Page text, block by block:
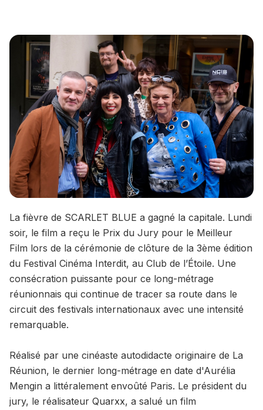
La fièvre de SCARLET BLUE a gagné la capitale. Lundi
soir, le film a reçu le Prix du Jury pour le Meilleur
Film lors de la cérémonie de clôture de la 3ème édition
du Festival Cinéma Interdit, au Club de l’Étoile. Une
consécration puissante pour ce long-métrage
réunionnais qui continue de tracer sa route dans le
circuit des festivals internationaux avec une intensité
remarquable.
Réalisé par une cinéaste autodidacte originaire de La
Réunion, le dernier long-métrage en date d'Aurélia
Mengin a littéralement envoûté Paris. Le président du
jury, le réalisateur Quarxx, a salué un film